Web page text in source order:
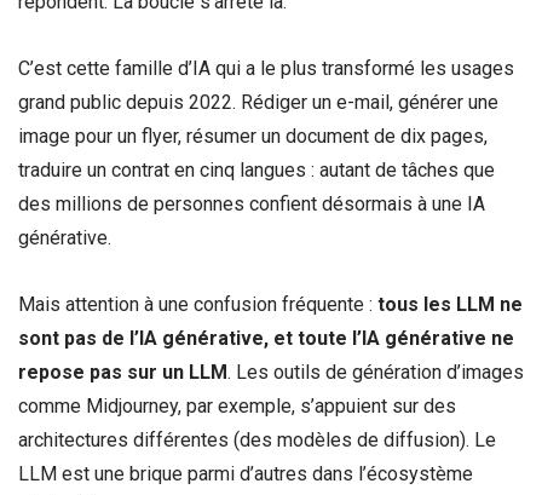
C’est cette famille d’IA qui a le plus transformé les usages
grand public depuis 2022. Rédiger un e-mail, générer une
image pour un flyer, résumer un document de dix pages,
traduire un contrat en cinq langues : autant de tâches que
des millions de personnes confient désormais à une IA
générative.
Mais attention à une confusion fréquente : tous les LLM ne
sont pas de l’IA générative, et toute l’IA générative ne
repose pas sur un LLM. Les outils de génération d’images
comme Midjourney, par exemple, s’appuient sur des
architectures différentes (des modèles de diffusion). Le
LLM est une brique parmi d’autres dans l’écosystème